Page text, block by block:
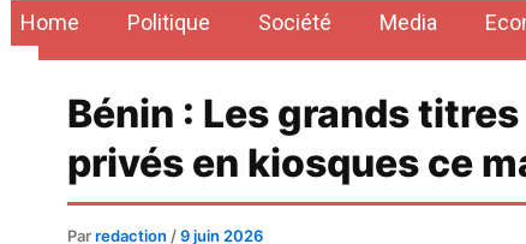
Home Politique Société Media
Bénin : Les grands
privés en kiosques ce
Parredaction /9 juin 2026